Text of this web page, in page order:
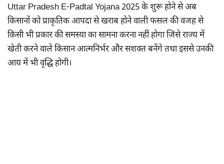
Uttar Pradesh E-Padtal Yojana 2025 के शुरू होने से अब
किसानों को प्राकृतिक आपदा से खराब होने वाली फसल की वजह से
किसी भी प्रकार की समस्या का सामना करना नहीं होगा जिसे राज्य में
खेती करने वाले किसान आत्मनिर्भर और सशक्त बनेंगे तथा इससे उनकी
आय में भी वृद्धि होगी।